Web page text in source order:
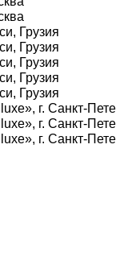
Грузия
Грузия
Грузия
Грузия
Грузия
г. Санкт-
г. Санкт-
г. Санкт-